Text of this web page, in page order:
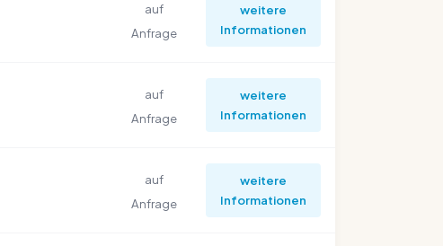
auf
Anfrage
weitere
Informationen
auf
Anfrage
weitere
Informationen
auf
Anfrage
weitere
Informationen